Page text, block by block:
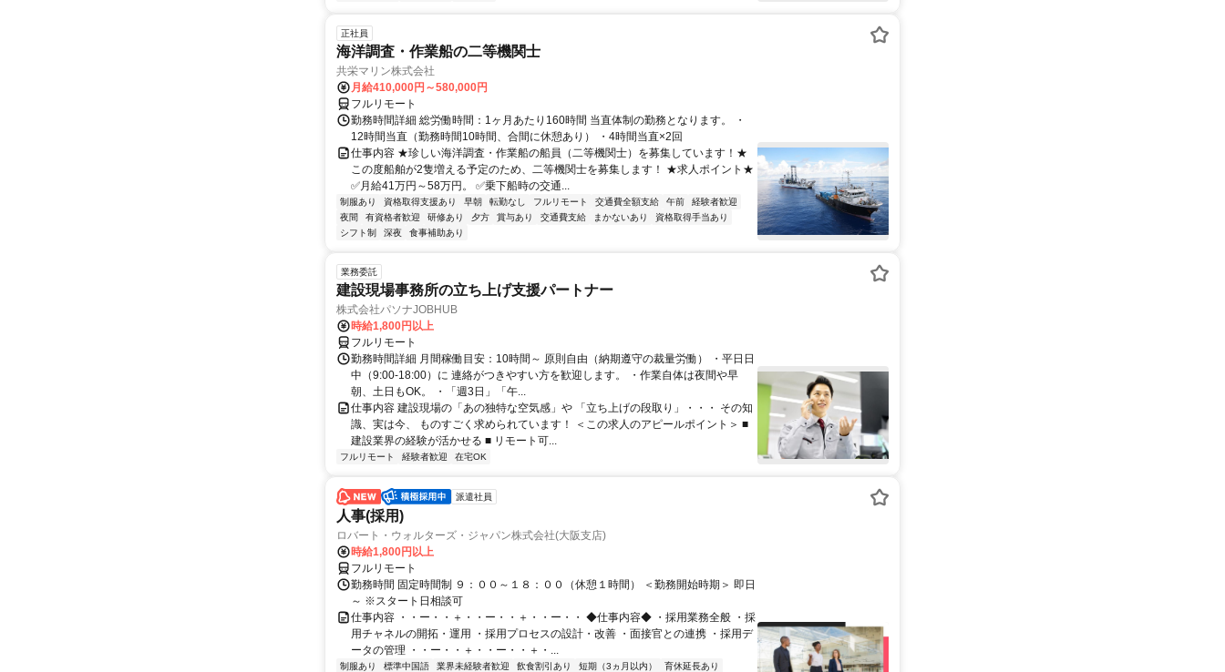
正社員
海洋調査・作業船の二等機関士
共栄マリン株式会社
月給410,000円～580,000円
フルリモート
勤務時間詳細 総労働時間：1ヶ月あたり160時間 当直体制の勤務となります。 ・
12時間当直（勤務時間10時間、合間に休憩あり） ・4時間当直×2回
仕事内容 ★珍しい海洋調査・作業船の船員（二等機関士）を募集しています！★
この度船舶が2隻増える予定のため、二等機関士を募集します！ ★求人ポイント★
✅月給41万円～58万円。 ✅乗下船時の交通...
制服あり 資格取得支援あり 早朝 転勤なし フルリモート 交通費全額支給 午前
経験者歓迎
夜間
有資格者歓迎 研修あり 夕方 賞与あり 交通費支給 まかないあり
資格取得手当あり
シフト制
深夜 食事補助あり
業務委託
建設現場事務所の立ち上げ支援パートナー
株式会社パソナJOBHUB
時給1,800円以上
フルリモート
勤務時間詳細 月間稼働目安：10時間～ 原則自由（納期遵守の裁量労働） ・平日日
中（9:00-18:00）に 連絡がつきやすい方を歓迎します。 ・作業自体は夜間や早
朝、土日もOK。 ・「週3日」「午...
仕事内容 建設現場の「あの独特な空気感」や 「立ち上げの段取り」・・・ その知
識、実は今、 ものすごく求められています！ ＜この求人のアピールポイント＞ ■
建設業界の経験が活かせる ■ リモート可...
フルリモート 経験者歓迎 在宅OK
派遣社員
人事(採用)
ロバート・ウォルターズ・ジャパン株式会社(大阪支店)
時給1,800円以上
フルリモート
勤務時間 固定時間制 ９：００～１８：００（休憩１時間） ＜勤務開始時期＞ 即日
～ ※スタート日相談可
仕事内容 ・・ー・・＋・・ー・・＋・・ー・・ ◆仕事内容◆ ・採用業務全般 ・採
用チャネルの開拓・運用 ・採用プロセスの設計・改善 ・面接官との連携 ・採用デ
ータの管理 ・・ー・・＋・・ー・・＋・...
制服あり 標準中国語 業界未経験者歓迎 飲食割引あり 短期（3ヵ月以内）
育休延長あり